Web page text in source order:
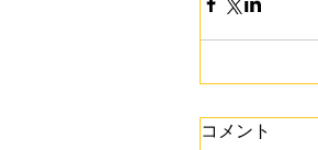
コメント